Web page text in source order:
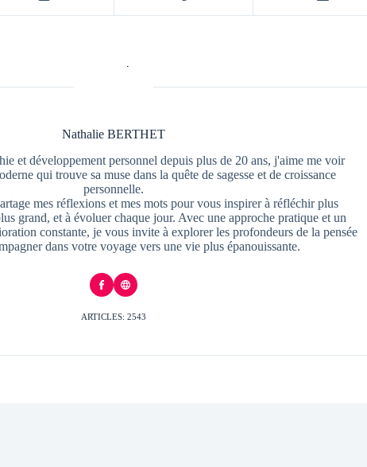
Nathalie BERTHET
et développement personnel depuis plus de 20 ans, j'aime me voir
qui trouve sa muse dans la quête de sagesse et de croissance
personnelle.
mes réflexions et mes mots pour vous inspirer à réfléchir plus
grand, et à évoluer chaque jour. Avec une approche pratique et un
constante, je vous invite à explorer les profondeurs de la pensée
dans votre voyage vers une vie plus épanouissante.
ARTICLES: 2543